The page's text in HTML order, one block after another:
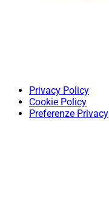
Privacy Policy
Cookie Policy
Preferenze Privacy